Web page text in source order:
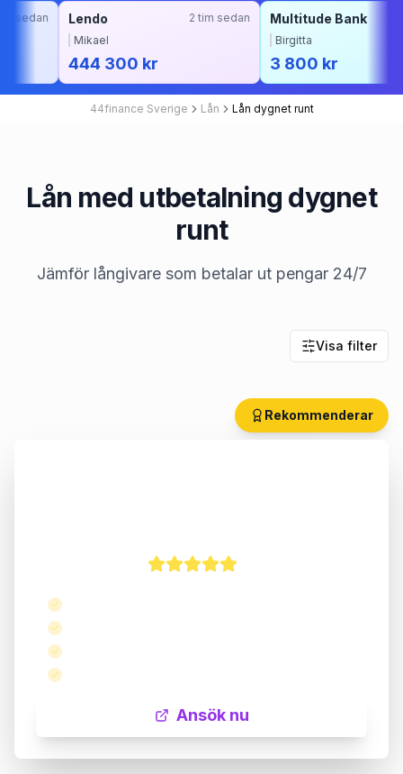
Lendo
2 tim sedan
444 300 kr
Multitude Bank
3 tim sedan
3 800 kr
44finance Sverige Lån Lån dygnet runt
Lån med utbetalning dygnet
runt
Jämför långivare som betalar ut pengar 24/7
Visa filter
Rekommenderar
Ansök nu